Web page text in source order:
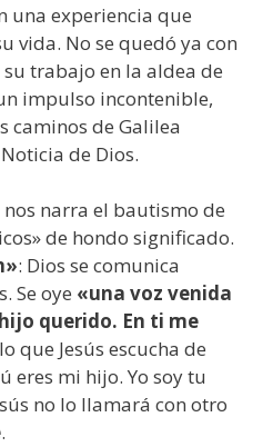
una experiencia que
vida. No se quedó ya con
trabajo en la aldea de
impulso incontenible,
caminos de Galilea
de Dios.
narra el bautismo de
de hondo significado.
: Dios se comunica
Se oye «una voz venida
querido. En ti me
que Jesús escucha de
eres mi hijo. Yo soy tu
no lo llamará con otro
.